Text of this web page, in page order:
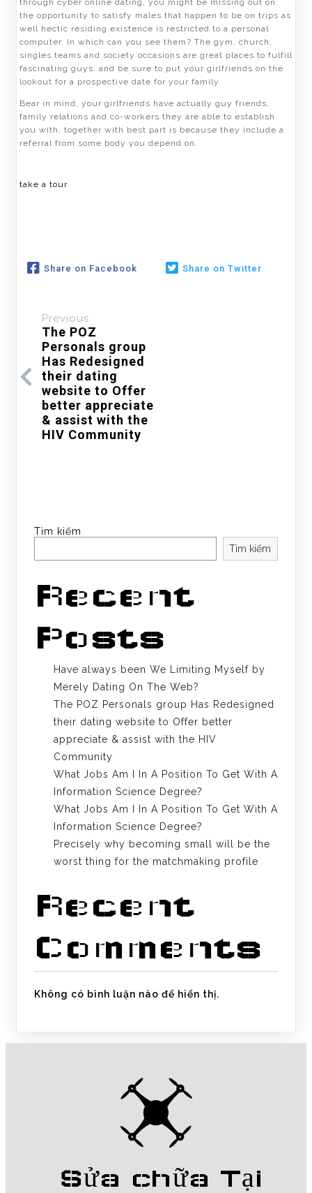
the opportunity to satisfy males that happen to be on trips as
well hectic residing existence is restricted to a personal
computer. In which can you see them? The gym, church,
singles teams and society occasions are great places to fulfill
fascinating guys, and be sure to put your girlfriends on the
lookout for a prospective date for your family.
Bear in mind, your girlfriends have actually guy friends,
family relations and co-workers they are able to establish
you with, together with best part is because they include a
referral from some body you depend on.
take a tour
Share on Facebook Share on Twitter
Previous
The POZ
Personals group
Has Redesigned
their dating
website to Offer
better appreciate
& assist with the
HIV Community
Tìm kiếm
Tìm kiếm
Recent
Posts
Have always been We Limiting Myself by
Merely Dating On The Web?
The POZ Personals group Has Redesigned
their dating website to Offer better
appreciate & assist with the HIV
Community
What Jobs Am I In A Position To Get With A
Information Science Degree?
What Jobs Am I In A Position To Get With A
Information Science Degree?
Precisely why becoming small will be the
worst thing for the matchmaking profile
Recent
Comments
Không có bình luận nào để hiển thị.
Sửa chữa Tại